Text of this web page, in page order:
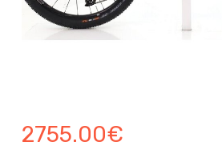
2755.00€